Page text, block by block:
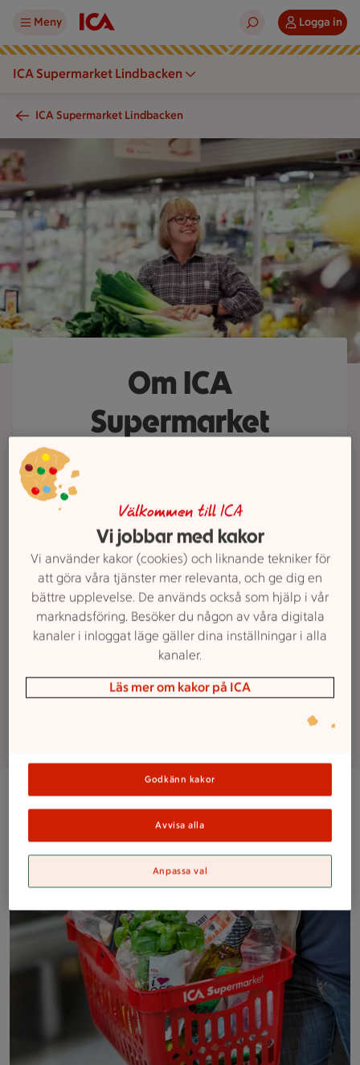
Meny Logga in
ICA Supermarket Lindbacken
ICA Supermarket Lindbacken
En person håller grönsaker framför kyldiskar i en mataffär.
Om ICA
Supermarket
ICA Supermarket Lindbacken är din
butik på hemmaplan där kärleken
till maten, trakten och alla som bor
här alltid står i centrum. Vi gör det
enkelt för dig att handla alla dagar
i veckan. Upptäck vårt breda och
prisvärda sortiment som sätter god
smak på både vardag och helg.
Kundkorg fylld med varor på ICA Supermarket
Välkommen till ICA
Vi jobbar med kakor
Vi använder kakor (cookies) och liknande tekniker för
att göra våra tjänster mer relevanta, och ge dig en
bättre upplevelse. De används också som hjälp i vår
marknadsföring. Besöker du någon av våra digitala
kanaler i inloggat läge gäller dina inställningar i alla
kanaler.
Läs mer om kakor på ICA
Godkänn kakor
Avvisa alla
Anpassa val